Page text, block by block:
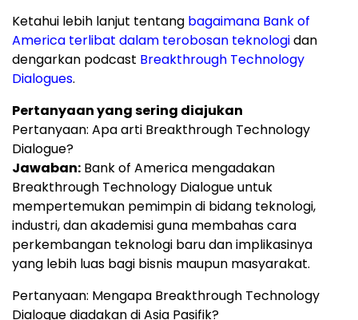
Ketahui lebih lanjut tentang bagaimana Bank of
America terlibat dalam terobosan teknologidan
dengarkan podcast Breakthrough Technology
Dialogues.
Pertanyaan yang sering diajukan
Pertanyaan: Apa arti Breakthrough Technology
Dialogue?
Jawaban: Bank of America mengadakan
Breakthrough Technology Dialogue untuk
mempertemukan pemimpin di bidang teknologi,
industri, dan akademisi guna membahas cara
perkembangan teknologi baru dan implikasinya
yang lebih luas bagi bisnis maupun masyarakat.
Pertanyaan: Mengapa Breakthrough Technology
Dialogue diadakan di Asia Pasifik?